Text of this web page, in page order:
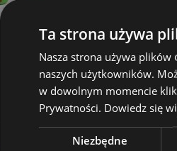
2 w 1 awokado Swapseazzz
Ta strona używa
Nasza strona używa plików
naszych użytkowników.
w dowolnym momencie
Prywatności. Dowiedz się
Niezbędne